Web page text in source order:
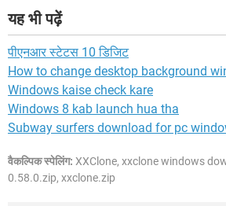
यह भी पढ़ें
पीएनआर स्टेटस 10 डिजिट
How to change desktop background
Windows kaise check kare
Windows 8 kab launch hua tha
Subway surfers download for pc
वैकल्पिक स्पेलिंग: XXClone, xxclone windows
0.58.0.zip, xxclone.zip